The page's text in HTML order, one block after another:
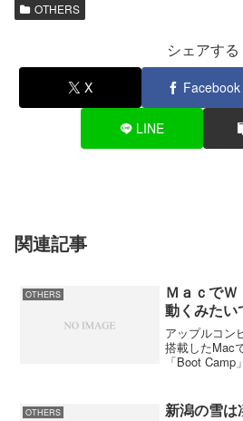
OTHERS
シェアする
X Facebook
LINE
関連記事
OTHERS
Ｍａｃで
動くみたい
アップルコン
搭載したMac
「Boot
だ。Digit...
OTHERS 新潟の雪は